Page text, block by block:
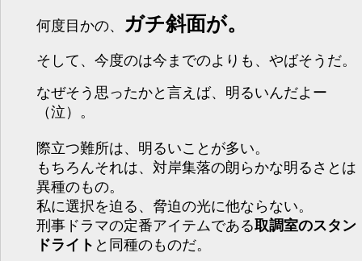
何度目かの、 ガチ斜面が。
そして、今度のは今までのよりも、やばそうだ。
なぜそう思ったかと言えば、明るいんだよー
（泣）。
際立つ難所は、明るいことが多い。
もちろんそれは、対岸集落の朗らかな明るさとは
異種のもの。
私に選択を迫る、脅迫の光に他ならない。
刑事ドラマの定番アイテムである取調室のスタン
ドライト と同種のものだ。